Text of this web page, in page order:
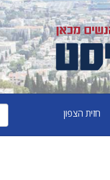
חזית הצפון